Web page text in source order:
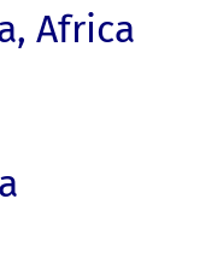
Africa